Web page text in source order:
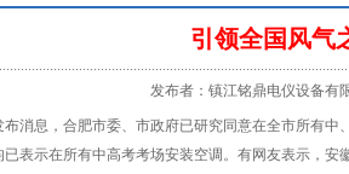
引领全国风气
发布者：镇江铭鼎电仪设备有
息，合肥市委、市政府已研究同意在全市所有中
示在所有中高考考场安装空调。有网友表示，安